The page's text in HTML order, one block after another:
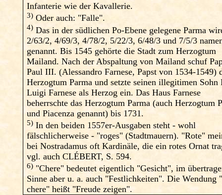
Infanterie wie der Kavallerie.
3) Oder auch: "Falle".
4) Das in der südlichen Po-Ebene gelegene Parma
2/63/2, 4/69/3, 4/78/2, 5/22/3, 6/48/3 und 7/5/3
genannt. Bis 1545 gehörte die Stadt zum Herzogtum
Mailand. Nach der Abspaltung von Mailand schuf
Paul III. (Alessandro Farnese, Papst von 1534-1549)
Herzogtum Parma und setzte seinen illegitimen Sohn
Luigi Farnese als Herzog ein. Das Haus Farnese
beherrschte das Herzogtum Parma (auch Herzogtum
und Piacenza genannt) bis 1731.
5) In den beiden 1557er-Ausgaben steht - wohl
fälschlicherweise - "roges" (Stadtmauern). "Rote"
bei Nostradamus oft Kardinäle, die ein rotes Ornat
vgl. auch CLÉBERT, S. 594.
6) "Chere" bedeutet eigentlich "Gesicht", im
Sinne aber u. a. auch "Festlichkeiten". Die Wendung
chere" heißt "Freude zeigen".